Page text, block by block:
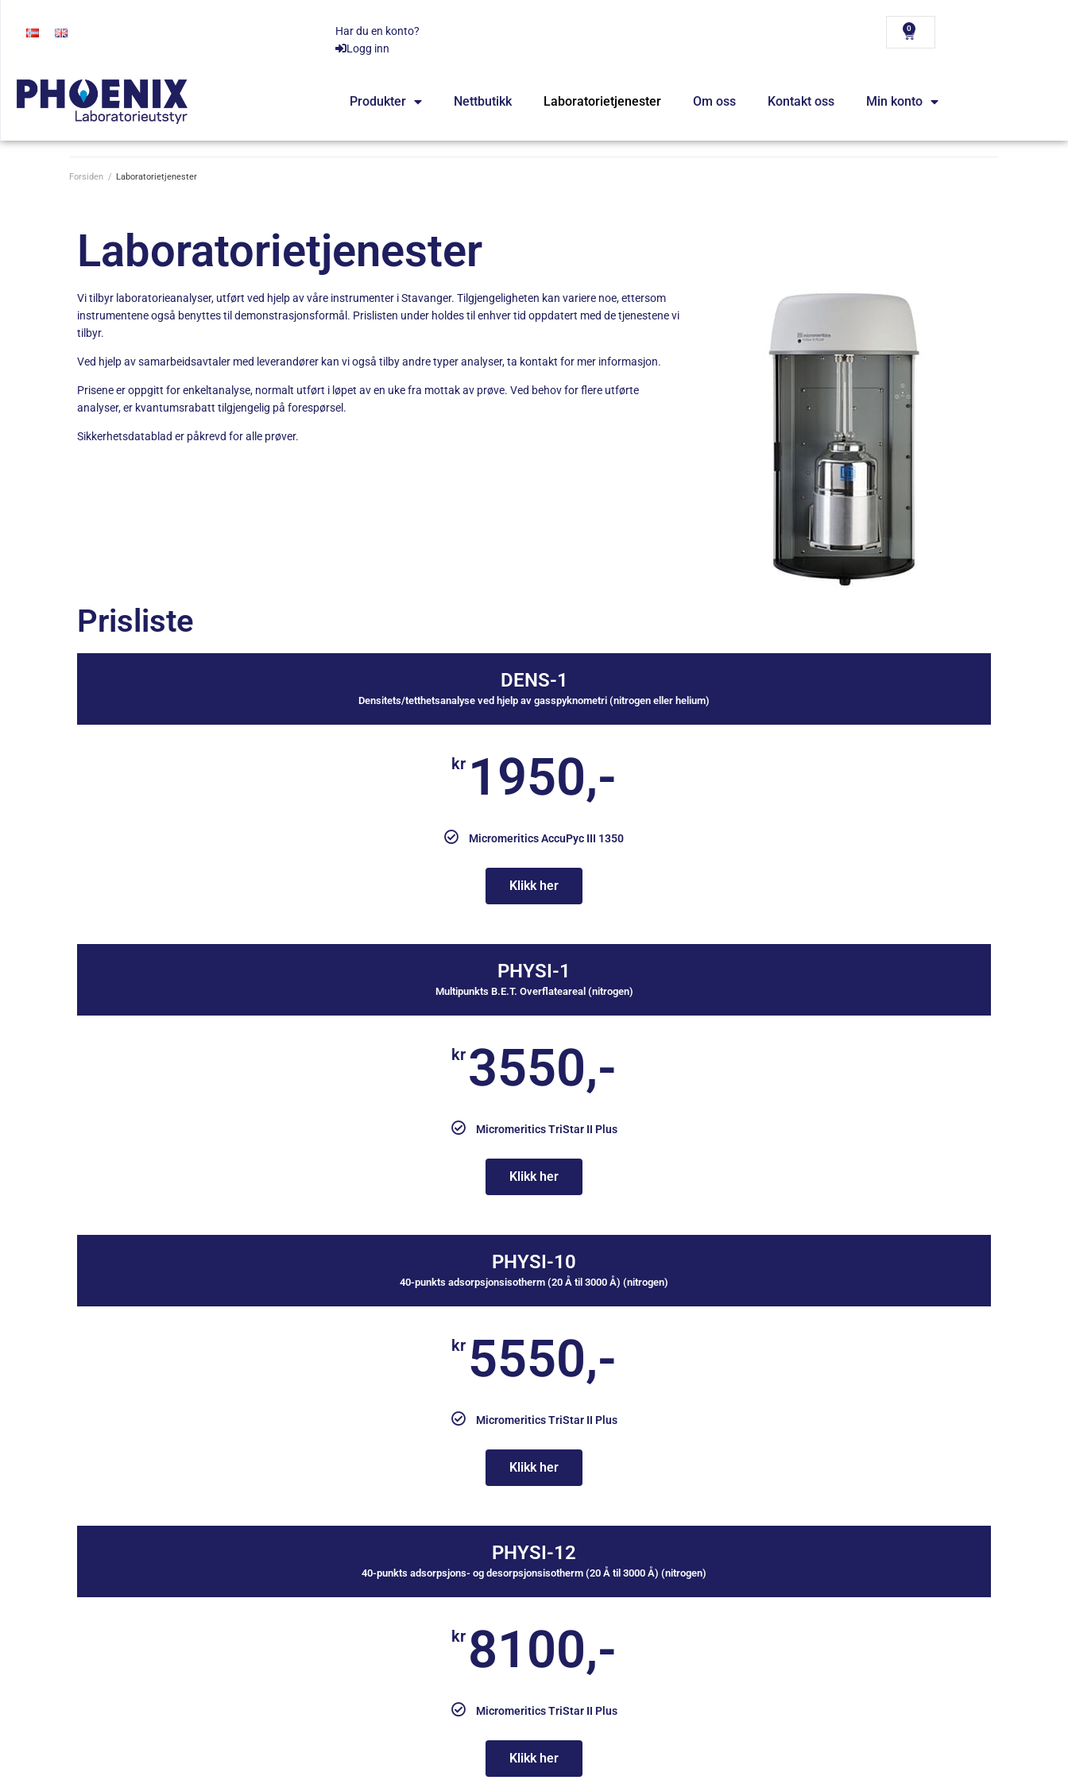
Har du en konto?
Logg inn
0
Produkter Nettbutikk Laboratorietjenester Om oss Kontakt oss Min konto
Forsiden / Laboratorietjenester
Laboratorietjenester
Vi tilbyr laboratorieanalyser, utført ved hjelp av våre instrumenter i Stavanger. Tilgjengeligheten kan variere noe, ettersom
instrumentene også benyttes til demonstrasjonsformål. Prislisten under holdes til enhver tid oppdatert med de tjenestene vi
tilbyr.
Ved hjelp av samarbeidsavtaler med leverandører kan vi også tilby andre typer analyser, ta kontakt for mer informasjon.
Prisene er oppgitt for enkeltanalyse, normalt utført i løpet av en uke fra mottak av prøve. Ved behov for flere utførte
analyser, er kvantumsrabatt tilgjengelig på forespørsel.
Sikkerhetsdatablad er påkrevd for alle prøver.
Prisliste
DENS-1
Densitets/tetthetsanalyse ved hjelp av gasspyknometri (nitrogen eller helium)
kr 1950,-
Micromeritics AccuPyc III 1350
Klikk her
PHYSI-1
Multipunkts B.E.T. Overflateareal (nitrogen)
kr 3550,-
Micromeritics TriStar II Plus
Klikk her
PHYSI-10
40-punkts adsorpsjonsisotherm (20 Å til 3000 Å) (nitrogen)
kr 5550,-
Micromeritics TriStar II Plus
Klikk her
PHYSI-12
40-punkts adsorpsjons- og desorpsjonsisotherm (20 Å til 3000 Å) (nitrogen)
kr 8100,-
Micromeritics TriStar II Plus
Klikk her